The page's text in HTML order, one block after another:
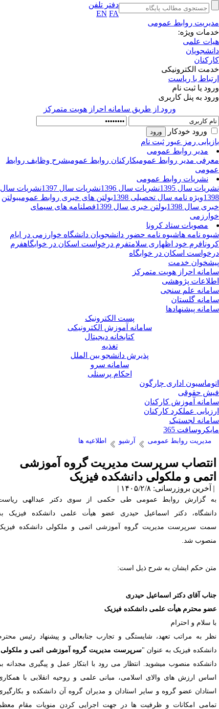
دفتر تلفن
EN FA
روابط عمومی
ویژه:
علمی
الکترونیکی
با ریاست
یا ثبت نام
به پنل کاربری
ورود از طريق سامانه احراز هويت متمركز
ورود خودکار
رمز عبور ثبت نام
مدیر روابط عمومی
مدیر روابط عمومیکارکنان روابط عمومیشرح وظایف روابط
نشریات روابط عمومی
سال 1395
نشریات سال 1396 نشریات سال 1397
نشریات سال
ویژه نامه سال تحصیلی 1398 بولتن های خبری روابط عمومیبولتن
سال 1398
بولتن خبری سال 1399
فصلنامه های سیمای
مصوبات ستاد کرونا
نامه هاشیوه نامه حضور دانشجویان دانشگاه خوارزمی در ایام
فرم خود اظهاری سلامتفرم درخواست اسکان در خوابگاهفرم
اسکان در خوابگاه
خدمت
احراز هویت متمرکز
پژوهشی
علم سنجی
گلستان
پیشنهادها
پست الکترونیک
سامانه آموزش الکترونیکی
کتابخانه دیجیتال
تغذیه
پذیرش دانشجو بین الملل
سامانه سرو
احکام پرسنلی
اداری چارگون
حقوقی
آموزش کارکنان
عملکرد کارکنان
لجستیک
365
مدیریت روابط عمومی آرشیو اطلاعیه ها
سرپرست مدیریت گروه آموزشی
و ملکولی دانشکده فیزیک
بروزرسانی: ۱۴۰۵/۲/۸ |
گزارش روابط عمومی طی حکمی از سوی دکتر عبدالهی ریاست
دکتر اسماعیل حیدری عضو هیأت علمی دانشکده فیزیک به
سرپرست مدیریت گروه آموزشی اتمی و ملکولی دانشکده فیزیک
شد.
حکم ایشان به شرح ذیل است:
آقای دکتر اسماعیل حیدری
محترم هیأت علمی دانشکده فیزیک
سلام و احترام
به مراتب تعهد، شایستگی و تجارب جنابعالی و پیشنهاد رئیس محترم
فیزیک به عنوان " سرپرست مدیریت گروه آموزشی اتمی و ملکولی"
منصوب می­شوید. انتظار می رود با ابتکار عمل و پیگیری مجدانه بر
ارزش های والای اسلامی، مبانی علمی و روحیه انقلابی با همکاری
عضو گروه و سایر استادان و مدیران گروه آن دانشکده و بکارگیری
امکانات و ظرفیت ها در جهت اجرایی کردن منویات مقام معظم